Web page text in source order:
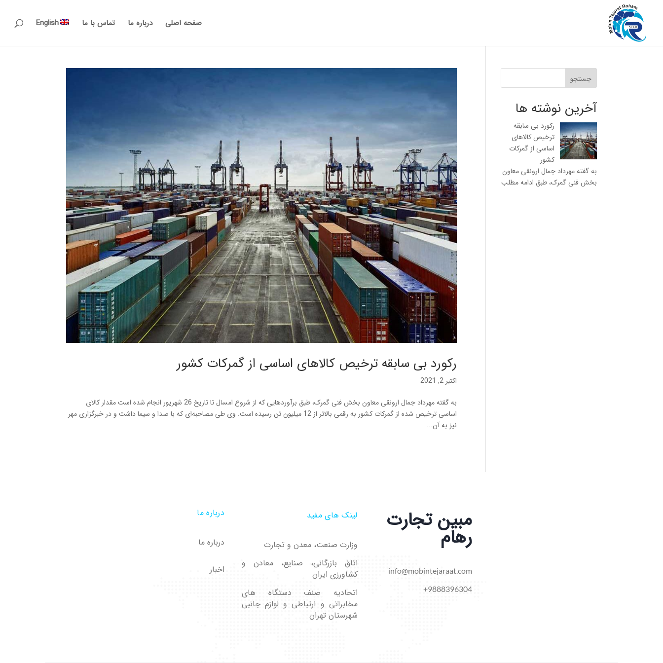
صفحه اصلی درباره ما تماس با ما English
رکورد بی سابقه ترخیص کالاهای اساسی از گمرکات کشور
اکتبر 2, 2021
به گفته مهرداد جمال ارونقی معاون بخش فنی گمرک، طبق برآوردهایی که از شروع امسال تا تاریخ 26 شهریور انجام شده است مقدار کالای
اساسی ترخیص شده از گمرکات کشور به رقمی بالاتر از 12 میلیون تن رسیده است. وی طی مصاحبه‌ای که با صدا و سیما داشت و در خبرگزاری مهر
نیز به آن...
جستجو
آخرین نوشته ها
رکورد بی سابقه
ترخیص کالاهای
اساسی از گمرکات
کشور
به گفته مهرداد جمال ارونقی معاون
بخش فنی گمرک، طبق ادامه مطلب
درباره ما
درباره ما
اخبار
لینک های مفید
وزارت صنعت، معدن و تجارت
اتاق بازرگانی، صنایع، معادن و
کشاورزی ایران
اتحادیه صنف دستگاه های
مخابراتی و ارتباطی و لوازم جانبی
شهرستان تهران
مبین تجارت
رهام
info@mobintejaraat.com
9888396304+